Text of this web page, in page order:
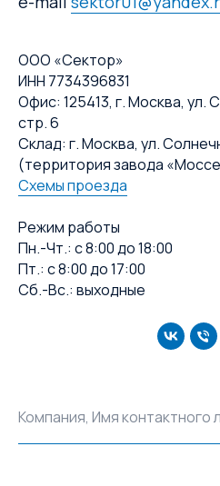
ООО «Сектор»
ИНН 7734396831
Офис: 125413, г. Москва, ул.
стр. 6
Склад: г. Москва, ул.
(территория завода
Схемы проезда
Режим работы
Пн.-Чт.: с 8:00 до 18:00
Пт.: с 8:00 до 17:00
Сб.-Вс.: выходные
Компания, Имя контактного